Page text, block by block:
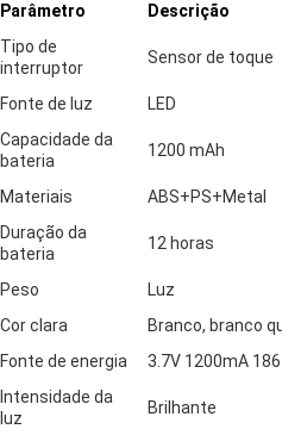
Parâmetro
Descrição
Tipo de
interruptor
Sensor de toque
Fonte de luz
LED
Capacidade da
bateria
1200 mAh
Materiais
ABS+PS+Metal
Duração da
bateria
12 horas
Peso
Luz
Cor clara
Branco, branco
Fonte de energia
3.7V 1200mA
Intensidade da
luz
Brilhante